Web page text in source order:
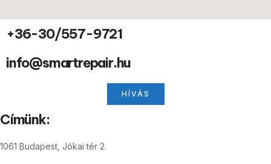
+36-30/557-9721
info@smartrepair.hu
HÍVÁS
Címünk:
1061 Budapest, Jókai tér 2.